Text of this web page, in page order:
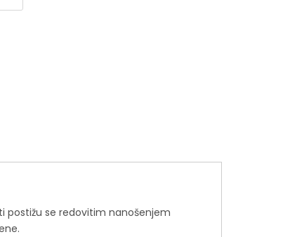
postižu se redovitim nanošenjem